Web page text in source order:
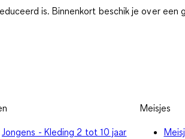
is. Binnenkort beschik je over een
Jongens - Kleding 2 tot 10 jaar
Meisjes